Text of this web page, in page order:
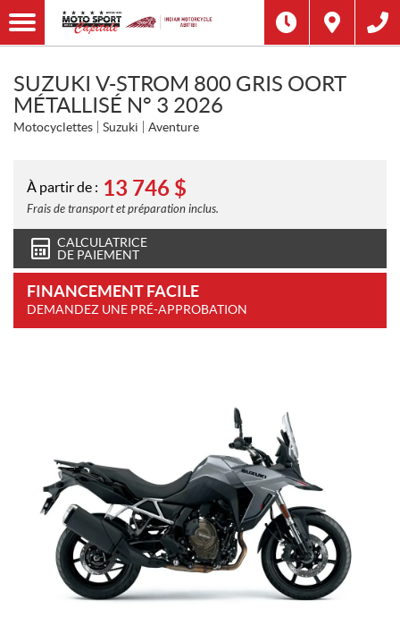
SUZUKI V-STROM 800 GRIS OORT
MÉTALLISÉ N° 3 2026
Motocyclettes Suzuki Aventure
À partir de : 13 746 $
Frais de transport et préparation inclus.
CALCULATRICE
DE PAIEMENT
FINANCEMENT FACILE
DEMANDEZ UNE PRÉ-APPROBATION